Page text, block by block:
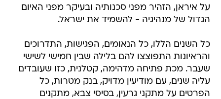
על איראן, הזהיר מפני סכנותיה ובעיקר מפני האיום
הגדול של מנהיגיה - להשמיד את ישראל.
כל השנים הללו, כל הנאומים, הפגישות, התדרוכים
והראיונות התפוצצו להם בלילה שבין חמישי לשישי
שעבר. מכת פתיחה מדהימה, קטלנית, כזו שעובדים
עליה שנים, עם מודיעין מדויק, בנק מטרות, כל
הפרטים על מתקני גרעין, בסיסי צבא, מתקנים